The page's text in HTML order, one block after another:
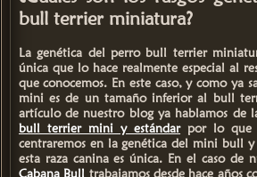
bull terrier miniatura?
Lagenética del perro bull terrier
única que lo hace realmente especial al
que conocemos. En este caso, y como ya
mini es de un tamaño inferior al bull
artículo de nuestro blog ya hablamos de
bull terrier mini y estándarpor lo que
centraremos en lagenética del mini bull y
esta raza canina es única. En el caso de
Cabana Bull trabajamos desde hace años